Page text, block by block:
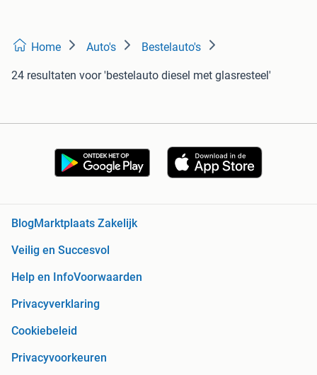
Home Auto's Bestelauto's
24 resultaten voor 'bestelauto diesel met glasresteel'
BlogMarktplaats Zakelijk
Veilig en Succesvol
Help en InfoVoorwaarden
Privacyverklaring
Cookiebeleid
Privacyvoorkeuren